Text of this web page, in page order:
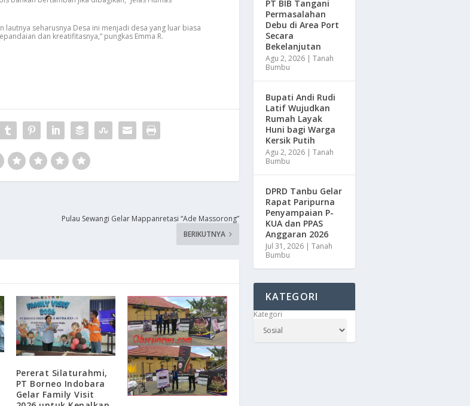
lautnya seharusnya Desa ini menjadi desa yang luar biasa
dan kreatifitasnya,” pungkas Emma R.
Pulau Sewangi Gelar Mappanretasi “Ade Massorong”
BERIKUTNYA
Pererat Silaturahmi,
PT Borneo Indobara
Gelar Family Visit
PT BIB Tangani
Permasalahan
Debu di Area Port
Secara
Bekelanjutan
Agu 2, 2026| Tanah
Bumbu
Bupati Andi Rudi
Latif Wujudkan
Rumah Layak
Huni bagi Warga
Kersik Putih
Agu 2, 2026| Tanah
Bumbu
DPRD Tanbu Gelar
Rapat Paripurna
Penyampaian P-
KUA dan PPAS
Anggaran 2026
Jul 31, 2026| Tanah
Bumbu
KATEGORI
Kategori